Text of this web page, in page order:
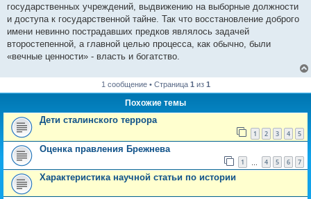
государственных учреждений, выдвижению на выборные должности
и доступа к государственной тайне. Так что восстановление доброго
имени невинно пострадавших предков являлось задачей
второстепенной, а главной целью процесса, как обычно, были
«вечные ценности» - власть и богатство.
1 сообщение • Страница 1 из 1
Похожие темы
Дети сталинского террора
1 2 3 4 5
Оценка правления Брежнева
1 4 5 6 7
Характеристика научной статьи по истории